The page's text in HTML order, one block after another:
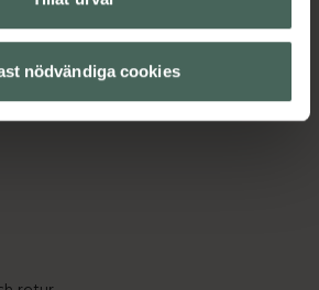
nödvändiga cookies
du är så är det vårt uppdrag att
lite bättre. Välkommen att prata